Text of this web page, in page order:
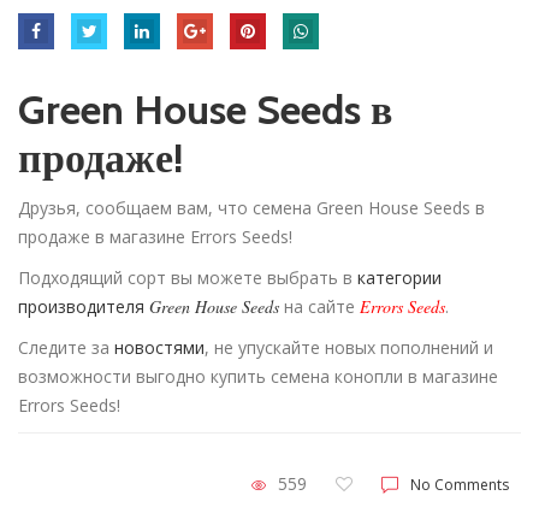
Green House Seeds в
продаже!
Друзья, сообщаем вам, что семена Green House Seeds в
продаже в магазине Errors Seeds!
Подходящий сорт вы можете выбрать в категории
производителя Green House Seeds на сайте Errors Seeds.
Следите за новостями, не упускайте новых пополнений и
возможности выгодно купить семена конопли в магазине
Errors Seeds!
559 No Comments